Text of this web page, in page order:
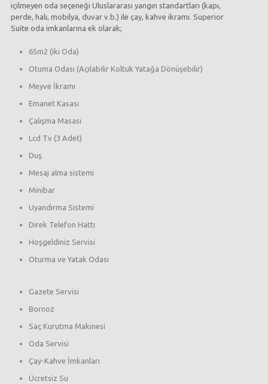
içilmeyen oda seçeneği Uluslararası yangın standartları (kapı,
perde, halı, mobilya, duvar v.b.) ile çay, kahve ikramı. Superior
Suite oda imkanlarına ek olarak;
65m2 (iki Oda)
Otuma Odası (Açılabilir Koltuk Yatağa Dönüşebilir)
Meyve İkramı
Emanet Kasası
Çalışma Masası
Lcd Tv (3 Adet)
Duş
Mesaj alma sistemi
Minibar
Uyandırma Sistemi
Direk Telefon Hattı
Hoşgeldiniz Servisi
Oturma ve Yatak Odası
Gazete Servisi
Bornoz
Saç Kurutma Makinesi
Oda Servisi
Çay-Kahve İmkanları
Ücretsiz Su